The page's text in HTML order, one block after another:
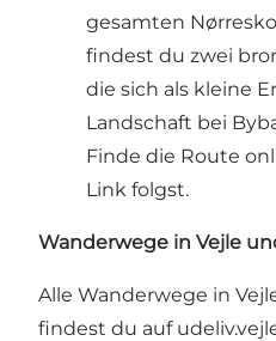
gesamten
findest du zwei
die sich als kleine
Landschaft bei
Finde die Route
Link folgst.
Wanderwege in Vejle
Alle Wanderwege in
findest du auf